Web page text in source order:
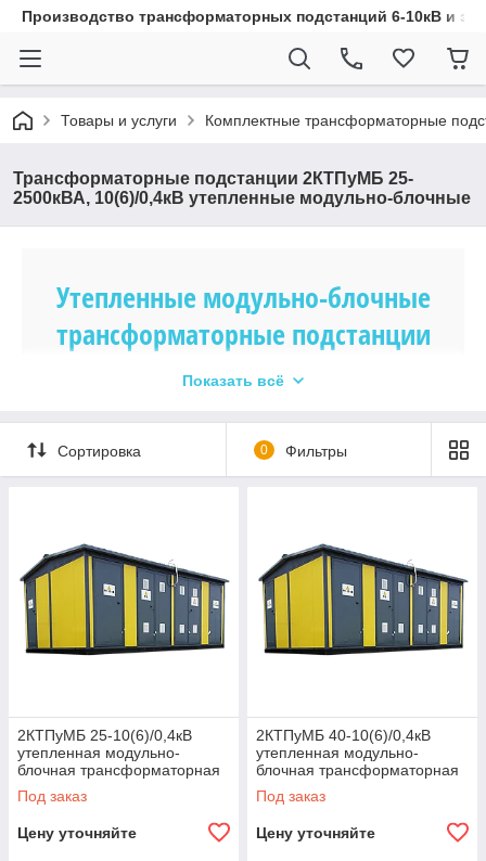
Производство трансформаторных подстанций 6-10кВ и
Товары и услуги Комплектные трансформаторные
Трансформаторные подстанции 2КТПуМБ 25-
2500кВА, 10(6)/0,4кВ утепленные модульно-блочные
Утепленные модульно-блочные
трансформаторные подстанции
климатических условиях и защиты оборудования от
перепадов температуры и атмосферных воздействий.
На сайте «WEC.kz» можно выбрать и заказать
подобрать тип ввода и уровень защиты.
Открыть каталог
Показать всё
Сортировка 0 Фильтры
2КТПуМБ 25-10(6)/0,4кВ
утепленная модульно-
блочная трансформаторная
подстанция
Под заказ
Цену уточняйте
2КТПуМБ 40-10(6)/0,4кВ
утепленная модульно-
блочная трансформаторная
подстанция
Под заказ
Цену уточняйте